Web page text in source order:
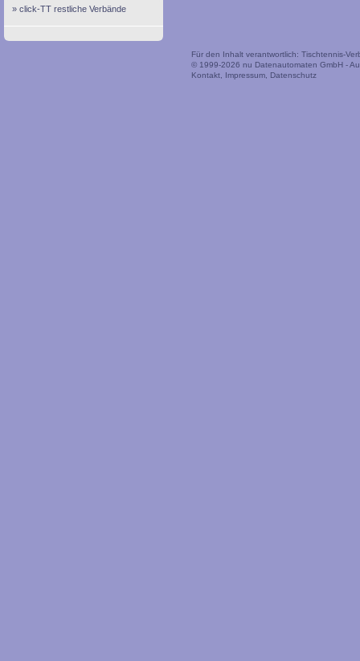
click-TT restliche Verbände
Für den Inhalt verantwortlich: Tischtennis-
© 1999-2026 nu Datenautomaten GmbH -
Kontakt
Impressum Datenschutz